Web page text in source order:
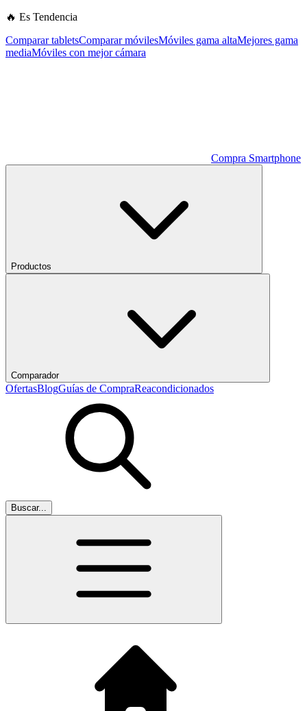
🔥 Es Tendencia
Comparar tabletsComparar móvilesMóviles gama altaMejores gama
mediaMóviles con mejor cámara
Compra Smartphone
Productos
Comparador
OfertasBlogGuías de CompraReacondicionados
Buscar...